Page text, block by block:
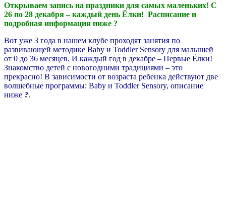
Открываем запись на праздники для самых маленьких! С
26 по 28 декабря – каждый день Ёлки! Расписание и
подробная информация ниже ?
Вот уже 3 года в нашем клубе проходят занятия по
развивающей методике Baby и Toddler Sensory для малышей
от 0 до 36 месяцев. И каждый год в декабре – Первые Ёлки!
Знакомство детей с новогодними традициями – это
прекрасно! В зависимости от возраста ребенка действуют две
волшебные программы: Baby и Toddler Sensory, описание
ниже ?.